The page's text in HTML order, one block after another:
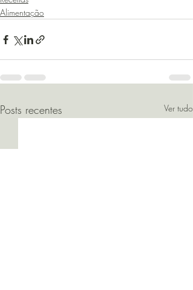
Alimentação
Posts recentes Ver tudo